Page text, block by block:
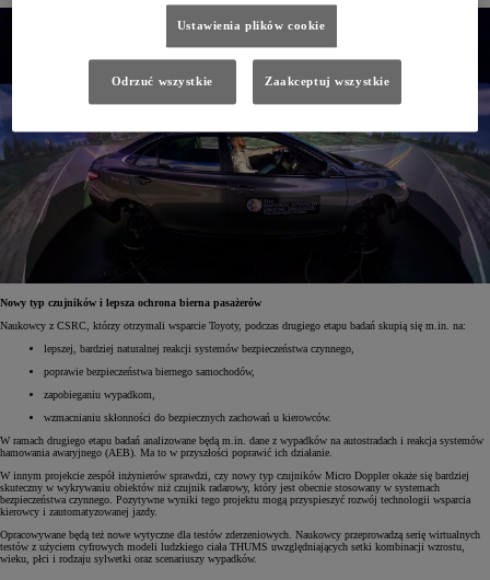
Nowy typ czujników i lepsza ochrona bierna pasażerów
Naukowcy z CSRC, którzy otrzymali wsparcie Toyoty, podczas drugiego etapu badań skupią się m.in. na:
lepszej, bardziej naturalnej reakcji systemów bezpieczeństwa czynnego,
poprawie bezpieczeństwa biernego samochodów,
zapobieganiu wypadkom,
wzmacnianiu skłonności do bezpiecznych zachowań u kierowców.
W ramach drugiego etapu badań analizowane będą m.in. dane z wypadków na autostradach i reakcja systemów
hamowania awaryjnego (AEB). Ma to w przyszłości poprawić ich działanie.
W innym projekcie zespół inżynierów sprawdzi, czy nowy typ czujników Micro Doppler okaże się bardziej
skuteczny w wykrywaniu obiektów niż czujnik radarowy, który jest obecnie stosowany w systemach
bezpieczeństwa czynnego. Pozytywne wyniki tego projektu mogą przyspieszyć rozwój technologii wsparcia
kierowcy i zautomatyzowanej jazdy.
Opracowywane będą też nowe wytyczne dla testów zderzeniowych. Naukowcy przeprowadzą serię wirtualnych
testów z użyciem cyfrowych modeli ludzkiego ciała THUMS uwzględniających setki kombinacji wzrostu,
wieku, płci i rodzaju sylwetki oraz scenariuszy wypadków.
Ustawienia plików cookie
Odrzuć wszystkie Zaakceptuj wszystkie